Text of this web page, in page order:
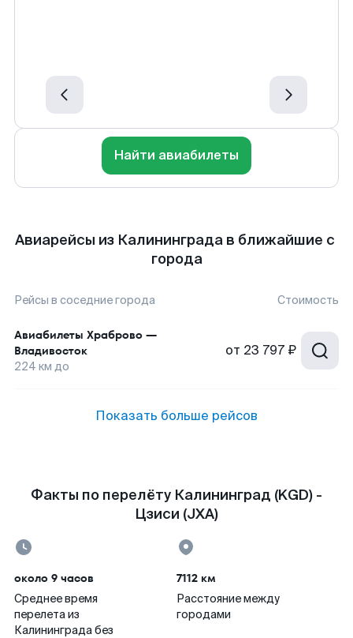
Найти авиабилеты
Авиарейсы из Калининграда в ближайшие с
города
Рейсы в соседние города Стоимость
Авиабилеты Храброво —
Владивосток
224 км до
от 23 797 ₽
Показать больше рейсов
Факты по перелёту Калининград (KGD) -
Цзиси (JXA)
около 9 часов
Среднее время
перелета из
Калининграда без
7112 км
Расстояние между
городами